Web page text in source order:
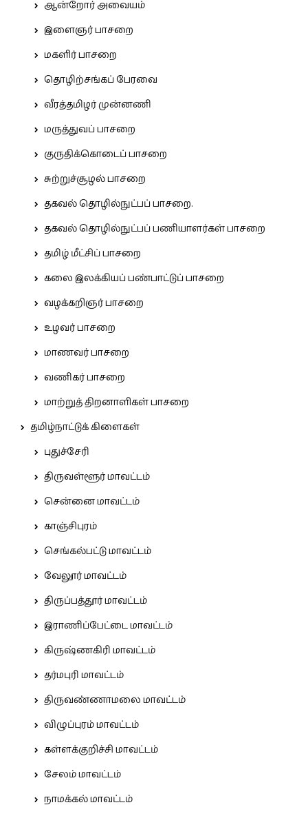
ஆன்றோர் அவையம்
இளைஞர் பாசறை
மகளிர் பாசறை
தொழிற்சங்கப் பேரவை
வீரத்தமிழர் முன்னணி
மருத்துவப் பாசறை
குருதிக்கொடைப் பாசறை
சுற்றுச்சூழல் பாசறை
தகவல் தொழில்நுட்பப் பாசறை.
தகவல் தொழில்நுட்பப் பணியாளர்கள் பாசறை
தமிழ் மீட்சிப் பாசறை
கலை இலக்கியப் பண்பாட்டுப் பாசறை
வழக்கறிஞர் பாசறை
உழவர் பாசறை
மாணவர் பாசறை
வணிகர் பாசறை
மாற்றுத் திறனாளிகள் பாசறை
தமிழ்நாட்டுக் கிளைகள்
புதுச்சேரி
திருவள்ளூர் மாவட்டம்
சென்னை மாவட்டம்
காஞ்சிபுரம்
செங்கல்பட்டு மாவட்டம்
வேலூர் மாவட்டம்
திருப்பத்தூர் மாவட்டம்
இராணிப்பேட்டை மாவட்டம்
கிருஷ்ணகிரி மாவட்டம்
தர்மபுரி மாவட்டம்
திருவண்ணாமலை மாவட்டம்
விழுப்புரம் மாவட்டம்
கள்ளக்குறிச்சி மாவட்டம்
சேலம் மாவட்டம்
நாமக்கல் மாவட்டம்